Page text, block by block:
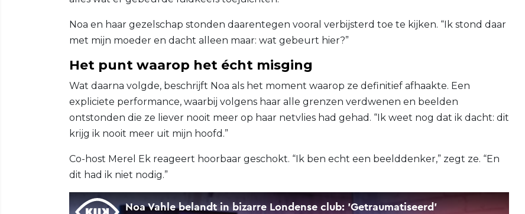
Noa en haar gezelschap stonden daarentegen vooral verbijsterd toe te kijken. “Ik stond daar
met mijn moeder en dacht alleen maar: wat gebeurt hier?”
Het punt waarop het écht misging
Wat daarna volgde, beschrijft Noa als het moment waarop ze definitief afhaakte. Een
expliciete performance, waarbij volgens haar alle grenzen verdwenen en beelden
ontstonden die ze liever nooit meer op haar netvlies had gehad. “Ik weet nog dat ik dacht: dit
krijg ik nooit meer uit mijn hoofd.”
Co-host Merel Ek reageert hoorbaar geschokt. “Ik ben echt een beelddenker,” zegt ze. “En
dit had ik niet nodig.”